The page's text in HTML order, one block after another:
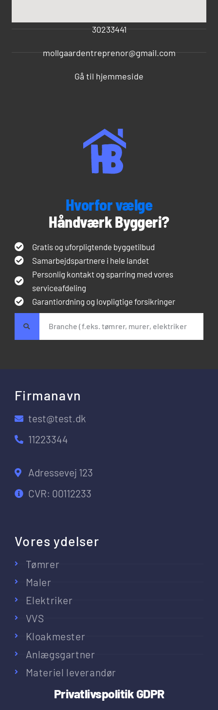
30233441
mollgaardentreprenor@gmail.com
Gå til hjemmeside
Hvorfor vælge
Håndværk Byggeri?
Gratis og uforpligtende byggetilbud
Samarbejdspartnere i hele landet
Personlig kontakt og sparring med vores
serviceafdeling
Garantiordning og lovpligtige forsikringer
Firmanavn
test@test.dk
11223344
Adressevej 123
CVR: 00112233
Vores ydelser
Tømrer
Maler
Elektriker
VVS
Kloakmester
Anlægsgartner
Materiel leverandør
Privatlivspolitik GDPR